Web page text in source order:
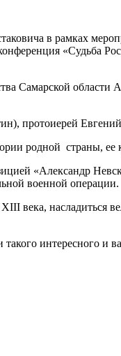
в рамках
Самарской
протоиерей
родной страны, ее
«Александр
военной операции.
века, насладиться
интересного и